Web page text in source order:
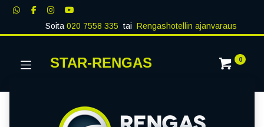
Soita020 7558 335 tai Rengashotellin ajanvaraus
STAR-RENGAS 0